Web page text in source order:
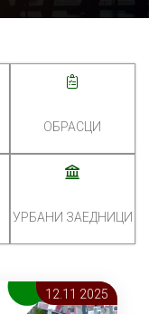
ОБРАСЦИ
УРБАНИ ЗАЕДНИЦИ
12.11 2025